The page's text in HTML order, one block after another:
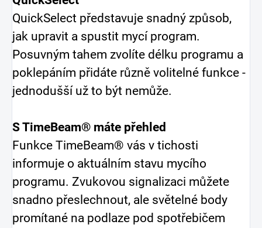
QuickSelect představuje snadný způsob,
jak upravit a spustit mycí program.
Posuvným tahem zvolíte délku programu a
poklepáním přidáte různě volitelné funkce -
jednodušší už to být nemůže.
S TimeBeam® máte přehled
Funkce TimeBeam® vás v tichosti
informuje o aktuálním stavu mycího
programu. Zvukovou signalizaci můžete
snadno přeslechnout, ale světelné body
promítané na podlaze pod spotřebičem